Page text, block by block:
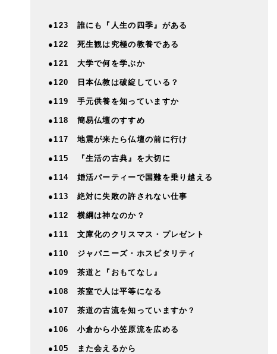
●123 誰にも『人生の四季』がある
●122 死生観は究極の教養である
●121 大学で何を学ぶか
●120 日本仏教は破綻している？
●119 手元供養を知っていますか
●118 簡易仏壇のすすめ
●117 地震が来たら仏壇の前に行け
●115 『生活の古典』を大切に
●114 婚活パーティーで国難を乗り越える
●113 絶対に失敗の許されない仕事
●112 横綱は神なのか？
●111 文庫化のクリスマス・プレゼント
●110 ジャパニーズ・ホスピタリティ
●109 茶道と『おもてなし』
●108 茶室で人は平等になる
●107 茶道の古流を知っていますか？
●106 小倉から小笠原流を広める
●105 また会えるから